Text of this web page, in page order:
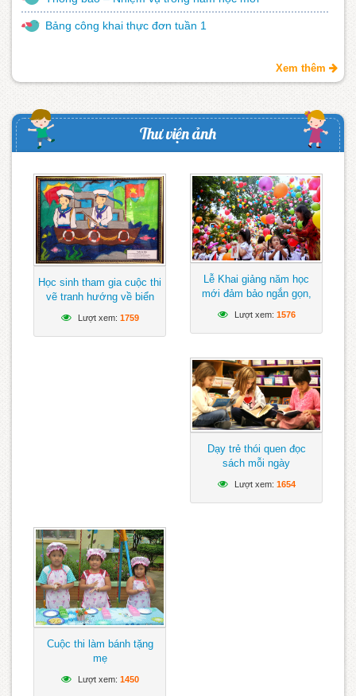
Bảng công khai thực đơn tuần 1
Xem thêm
Thư viện ảnh
Học sinh tham gia cuộc thi
vẽ tranh hướng về biển
Lượt xem: 1759
Lễ Khai giảng năm học
mới đảm bảo ngắn gọn,
Lượt xem: 1576
Dạy trẻ thói quen đọc
sách mỗi ngày
Lượt xem: 1654
Cuộc thi làm bánh tặng
mẹ
Lượt xem: 1450